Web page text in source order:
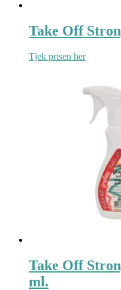
Take Off
Tjek prisen her
Take Off
ml.